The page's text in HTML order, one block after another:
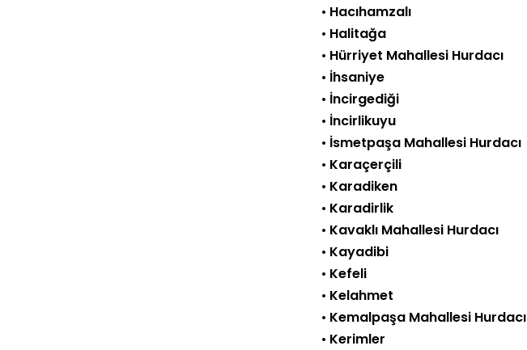
• Hacıhamzalı
• Halitağa
• Hürriyet Mahallesi Hurdacı
• İhsaniye
• İncirgediği
• İncirlikuyu
• İsmetpaşa Mahallesi Hurdacı
• Karaçerçili
• Karadiken
• Karadirlik
• Kavaklı Mahallesi Hurdacı
• Kayadibi
• Kefeli
• Kelahmet
• Kemalpaşa Mahallesi Hurdacı
• Kerimler